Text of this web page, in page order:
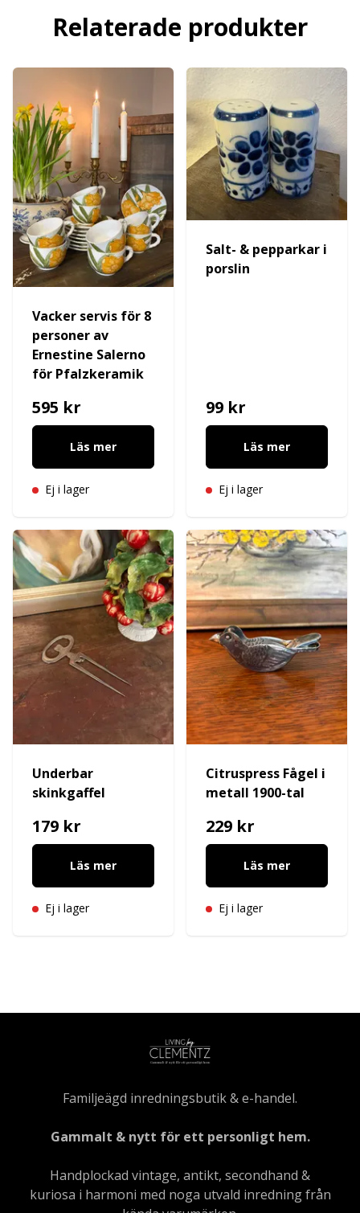
Relaterade produkter
Vacker servis för 8
personer av
Ernestine Salerno
för Pfalzkeramik
595 kr
Läs mer
Ej i lager
Salt- & pepparkar i
porslin
99 kr
Läs mer
Ej i lager
Underbar
skinkgaffel
179 kr
Läs mer
Ej i lager
Citruspress Fågel i
metall 1900-tal
229 kr
Läs mer
Ej i lager
Familjeägd inredningsbutik & e-handel.
Gammalt & nytt för ett personligt hem.
Handplockad vintage, antikt, secondhand &
kuriosa i harmoni med noga utvald inredning från